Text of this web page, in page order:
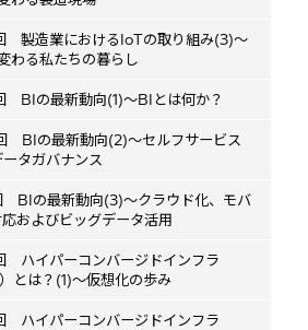
製造業におけるIoTの取り組み(3)～
わる私たちの暮らし
BIの最新動向(1)～BIとは何か？
BIの最新動向(2)～セルフサービス
タガバナンス
BIの最新動向(3)～クラウド化、モバ
およびビッグデータ活用
ハイパーコンバージドインフラ
）とは？(1)～仮想化の歩み
ハイパーコンバージドインフラ